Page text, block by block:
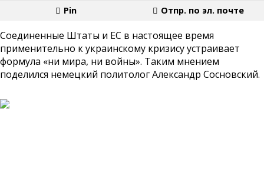
Pin
Отпр. по эл. почте
Соединенные Штаты и ЕС в настоящее время
применительно к украинскому кризису устраивает
формула «ни мира, ни войны». Таким мнением
поделился немецкий политолог Александр Сосновский.